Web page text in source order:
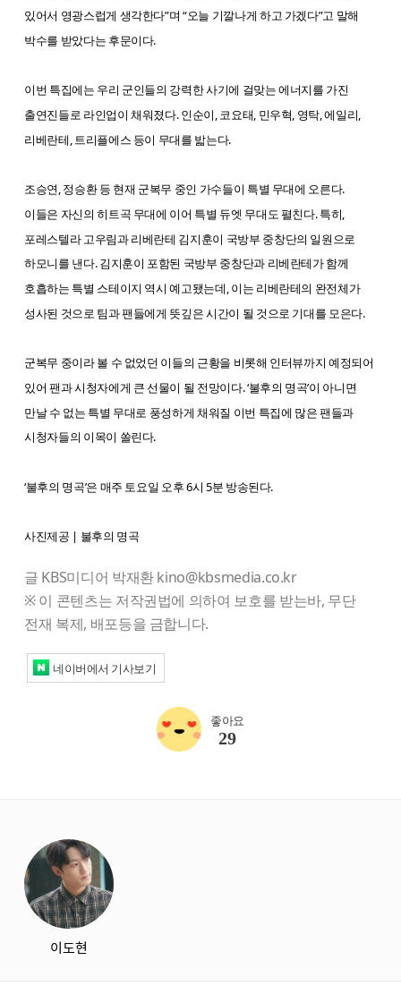
있어서 영광스럽게 생각한다”며 “오늘 기깔나게 하고 가겠다”고 말해
박수를 받았다는 후문이다.
이번 특집에는 우리 군인들의 강력한 사기에 걸맞는 에너지를 가진
출연진들로 라인업이 채워졌다. 인순이, 코요태, 민우혁, 영탁, 에일리,
리베란테, 트리플에스 등이 무대를 밟는다.
조승연, 정승환 등 현재 군복무 중인 가수들이 특별 무대에 오른다.
이들은 자신의 히트곡 무대에 이어 특별 듀엣 무대도 펼친다. 특히,
포레스텔라 고우림과 리베란테 김지훈이 국방부 중창단의 일원으로
하모니를 낸다. 김지훈이 포함된 국방부 중창단과 리베란테가 함께
호흡하는 특별 스테이지 역시 예고됐는데, 이는 리베란테의 완전체가
성사된 것으로 팀과 팬들에게 뜻깊은 시간이 될 것으로 기대를 모은다.
군복무 중이라 볼 수 없었던 이들의 근황을 비롯해 인터뷰까지 예정되어
있어 팬과 시청자에게 큰 선물이 될 전망이다. ‘불후의 명곡’이 아니면
만날 수 없는 특별 무대로 풍성하게 채워질 이번 특집에 많은 팬들과
시청자들의 이목이 쏠린다.
‘불후의 명곡’은 매주 토요일 오후 6시 5분 방송된다.
사진제공 | 불후의 명곡
글 KBS미디어 박재환 kino@kbsmedia.co.kr
※ 이 콘텐츠는 저작권법에 의하여 보호를 받는바, 무단
전재 복제, 배포등을 금합니다.
네이버에서 기사보기
좋아요
29
이도현